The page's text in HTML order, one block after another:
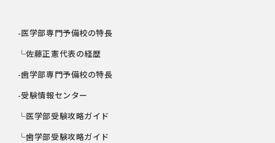
-医学部専門予備校の特長
└佐藤正憲代表の経歴
-歯学部専門予備校の特長
-受験情報センター
└医学部受験攻略ガイド
└歯学部受験攻略ガイド